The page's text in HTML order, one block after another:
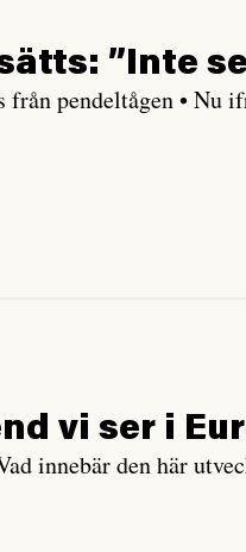
”Inte
pendeltågen • Nu
vi ser i
innebär den här